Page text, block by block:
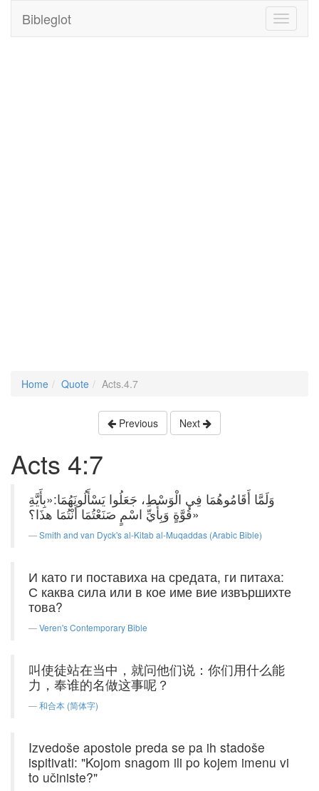
Toggle
Bibleglot
Home Quote Acts.4.7
Previous Next
Acts 4:7
وَلَمَّا أَقَامُوهُمَا فِي الْوَسْطِ، جَعَلُوا يَسْأَلُونَهُمَا:«بِأَيَّةِ
قُوَّةٍ وَبِأَيِّ اسْمٍ صَنَعْتُمَا أَنْتُمَا هذَا؟»
Smith and van Dyck's al-Kitab al-Muqaddas (Arabic Bible)
И като ги поставиха на средата, ги питаха:
С каква сила или в кое име вие извършихте
това?
Veren's Contemporary Bible
叫使徒站在当中，就问他们说：你们用什么能
力，奉谁的名做这事呢？
和合本 (简体字)
Izvedoše apostole preda se pa ih stadoše
ispitivati: "Kojom snagom ili po kojem imenu vi
to učiniste?"